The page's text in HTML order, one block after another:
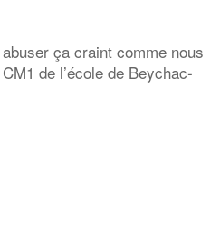
ça craint comme nous
de l’école de Beychac-